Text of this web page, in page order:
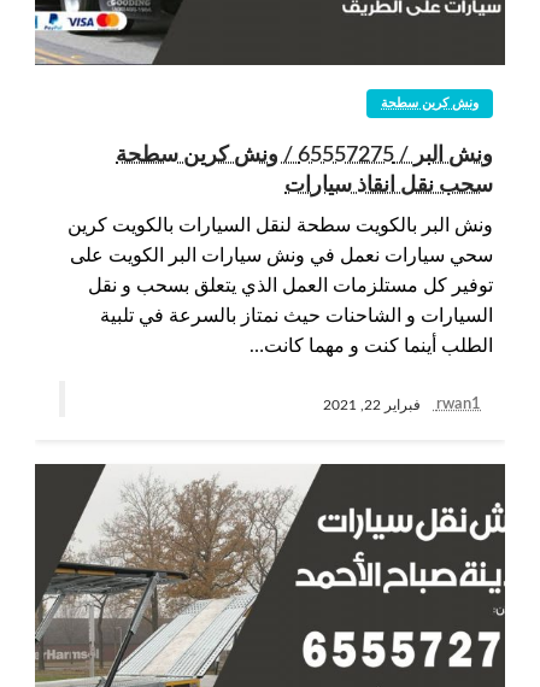
ونش كرين سطحة
ونش البر / 65557275 / ونش كرين سطحة
سحب نقل انقاذ سيارات
ونش البر بالكويت سطحة لنقل السيارات بالكويت كرين
سحي سيارات نعمل في ونش سيارات البر الكويت على
توفير كل مستلزمات العمل الذي يتعلق بسحب و نقل
السيارات و الشاحنات حيث نمتاز بالسرعة في تلبية
الطلب أينما كنت و مهما كانت…
rwan1 فبراير 22, 2021